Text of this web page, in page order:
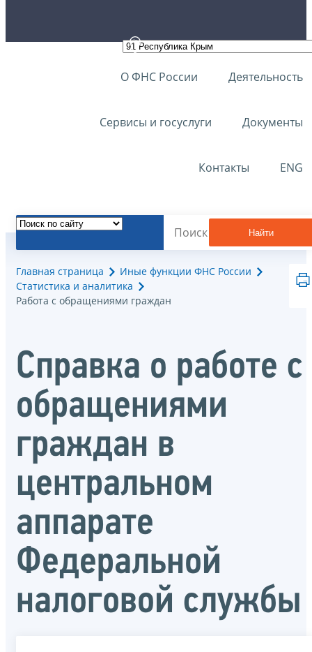
О ФНС России Деятельность
Сервисы и госуслуги Документы
Контакты ENG
Найти
Главная страница
Иные функции ФНС России
Статистика и аналитика
Работа с обращениями граждан
Справка о работе с
обращениями
граждан в
центральном
аппарате
Федеральной
налоговой службы